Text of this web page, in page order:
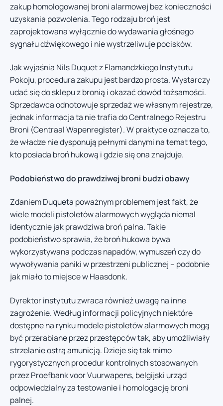
zakup homologowanej broni alarmowej bez konieczności
uzyskania pozwolenia. Tego rodzaju broń jest
zaprojektowana wyłącznie do wydawania głośnego
sygnału dźwiękowego i nie wystrzeliwuje pocisków.
Jak wyjaśnia Nils Duquet z Flamandzkiego Instytutu
Pokoju, procedura zakupu jest bardzo prosta. Wystarczy
udać się do sklepu z bronią i okazać dowód tożsamości.
Sprzedawca odnotowuje sprzedaż we własnym rejestrze,
jednak informacja ta nie trafia do Centralnego Rejestru
Broni (Centraal Wapenregister). W praktyce oznacza to,
że władze nie dysponują pełnymi danymi na temat tego,
kto posiada broń hukową i gdzie się ona znajduje.
Podobieństwo do prawdziwej broni budzi obawy
Zdaniem Duqueta poważnym problemem jest fakt, że
wiele modeli pistoletów alarmowych wygląda niemal
identycznie jak prawdziwa broń palna. Takie
podobieństwo sprawia, że broń hukowa bywa
wykorzystywana podczas napadów, wymuszeń czy do
wywoływania paniki w przestrzeni publicznej – podobnie
jak miało to miejsce w Haasdonk.
Dyrektor instytutu zwraca również uwagę na inne
zagrożenie. Według informacji policyjnych niektóre
dostępne na rynku modele pistoletów alarmowych mogą
być przerabiane przez przestępców tak, aby umożliwiały
strzelanie ostrą amunicją. Dzieje się tak mimo
rygorystycznych procedur kontrolnych stosowanych
przez Proefbank voor Vuurwapens, belgijski urząd
odpowiedzialny za testowanie i homologację broni
palnej.